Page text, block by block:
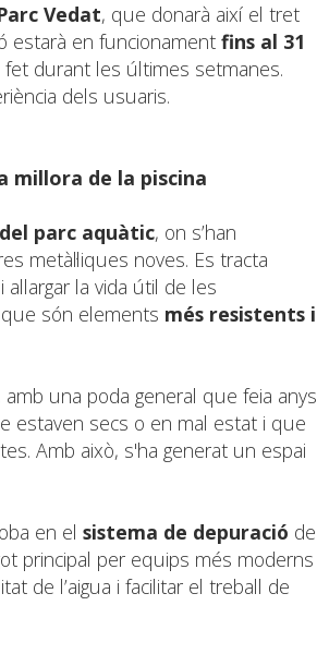
Vedat, que donarà així el tret
estarà en funcionament fins al 31
fet durant les últimes setmanes.
dels usuaris.
millora de la piscina
parc aquàtic, on s’han
metàl·liques noves. Es tracta
allargar la vida útil de les
que són elements més resistents i
amb una poda general que feia anys
estaven secs o en mal estat i que
Amb això, s'ha generat un espai
en el sistema de depuració de
principal per equips més moderns
de l’aigua i facilitar el treball de